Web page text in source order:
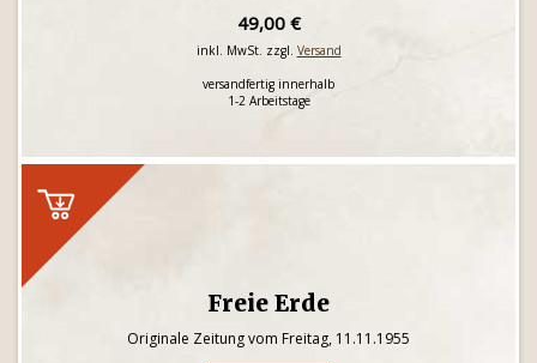
49,00 €
inkl. MwSt. zzgl. Versand
versandfertig innerhalb
1-2 Arbeitstage
Freie Erde
Originale Zeitung vom Freitag, 11.11.1955